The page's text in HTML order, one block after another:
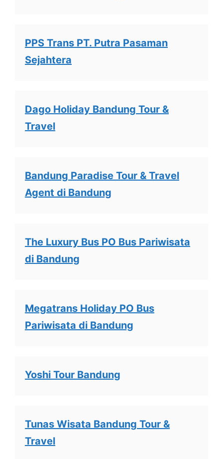
PPS Trans PT. Putra Pasaman
Sejahtera
Dago Holiday Bandung Tour &
Travel
Bandung Paradise Tour & Travel
Agent di Bandung
The Luxury Bus PO Bus Pariwisata
di Bandung
Megatrans Holiday PO Bus
Pariwisata di Bandung
Yoshi Tour Bandung
Tunas Wisata Bandung Tour &
Travel